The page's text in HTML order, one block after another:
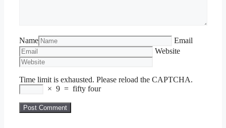
Name
Email
Website
Time limit is exhausted. Please reload the CAPTCHA.
× 9 = fifty four